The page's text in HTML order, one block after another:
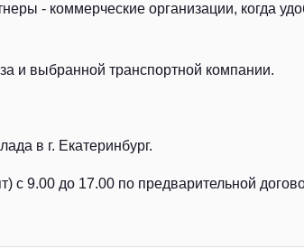
- коммерческие организации, когда
и выбранной транспортной компании.
в г. Екатеринбург.
с 9.00 до 17.00 по предварительной